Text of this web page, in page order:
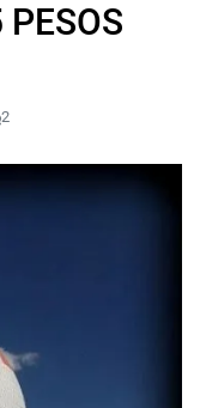
PESOS
2